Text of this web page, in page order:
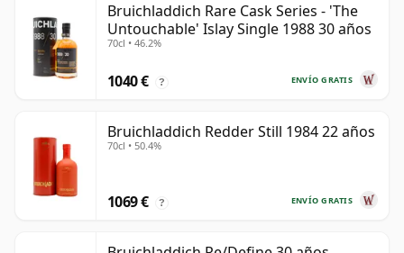
Bruichladdich Rare Cask Series - 'The
Untouchable' Islay Single 1988 30 años
70cl • 46.2%
ENVÍO GRATIS
1040 € ?
Bruichladdich Redder Still 1984 22 años
70cl • 50.4%
ENVÍO GRATIS
1069 € ?